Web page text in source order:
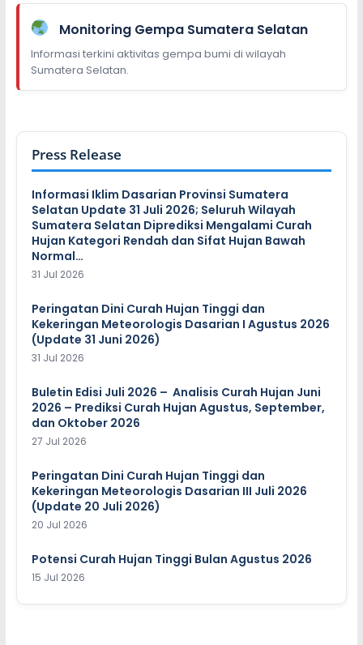
Monitoring Gempa Sumatera Selatan
Informasi terkini aktivitas gempa bumi di wilayah
Sumatera Selatan.
Press Release
Informasi Iklim Dasarian Provinsi Sumatera
Selatan Update 31 Juli 2026; Seluruh Wilayah
Sumatera Selatan Diprediksi Mengalami Curah
Hujan Kategori Rendah dan Sifat Hujan Bawah
Normal…
31 Jul 2026
Peringatan Dini Curah Hujan Tinggi dan
Kekeringan Meteorologis Dasarian I Agustus 2026
(Update 31 Juni 2026)
31 Jul 2026
Buletin Edisi Juli 2026 – Analisis Curah Hujan Juni
2026 – Prediksi Curah Hujan Agustus, September,
dan Oktober 2026
27 Jul 2026
Peringatan Dini Curah Hujan Tinggi dan
Kekeringan Meteorologis Dasarian III Juli 2026
(Update 20 Juli 2026)
20 Jul 2026
Potensi Curah Hujan Tinggi Bulan Agustus 2026
15 Jul 2026